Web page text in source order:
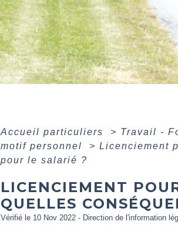
Accueil particuliers > Travail -
motif personnel
> Licenciement
pour le salarié ?
LICENCIEMENT
QUELLES
Vérifié le 10 Nov 2022 - Direction de l'information